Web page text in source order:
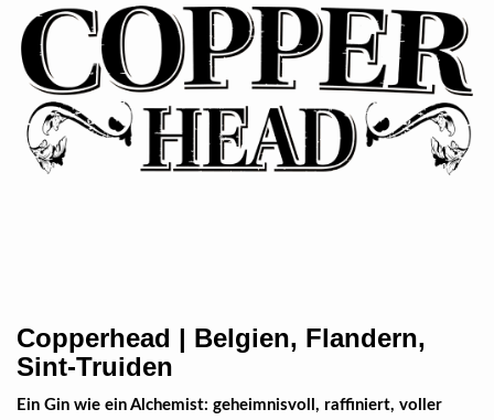
Copperhead | Belgien, Flandern,
Sint-Truiden
Ein Gin wie ein Alchemist: geheimnisvoll, raffiniert, voller